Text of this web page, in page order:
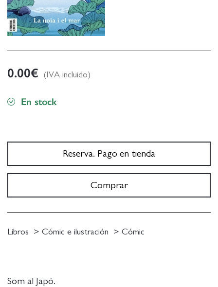
Som al Japó.
0.00€ (IVA incluido)
En stock
Reserva. Pago en tienda
Comprar
Libros Cómic e ilustración Cómic